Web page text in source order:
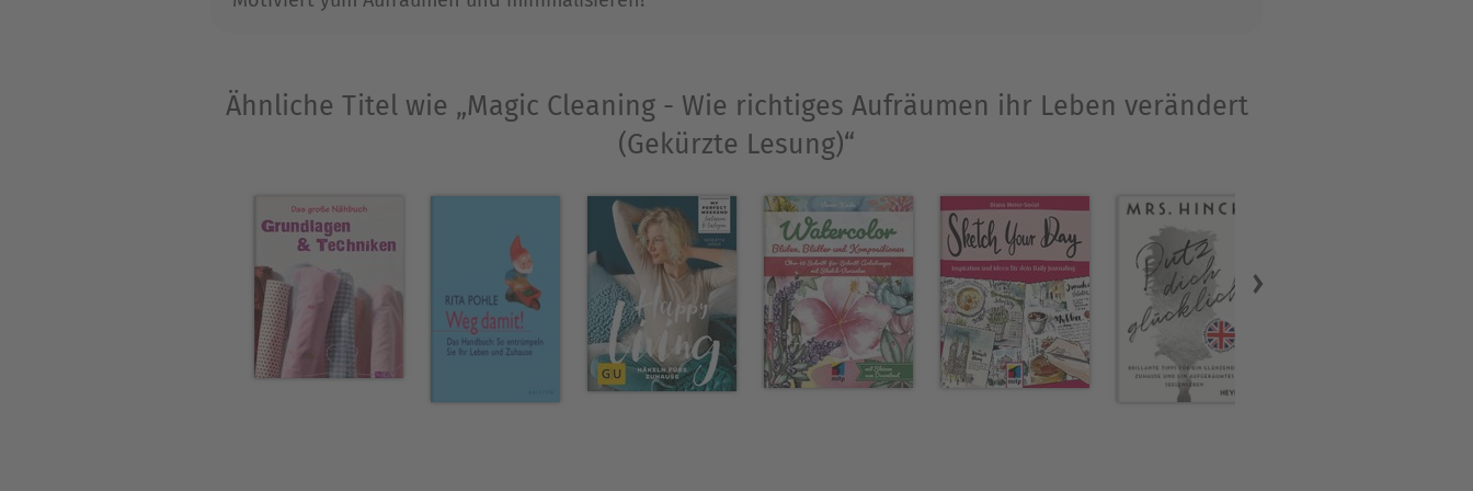
Ähnliche Titel wie „Magic Cleaning - Wie richtiges Aufräumen ihr Leben verändert
(Gekürzte Lesung)“